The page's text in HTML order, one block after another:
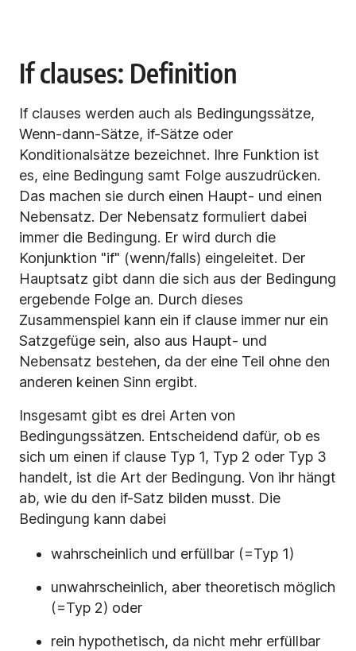
If clauses: Definition
If clauses werden auch als Bedingungssätze,
Wenn-dann-Sätze, if-Sätze oder
Konditionalsätze bezeichnet. Ihre Funktion ist
es, eine Bedingung samt Folge auszudrücken.
Das machen sie durch einen Haupt- und einen
Nebensatz. Der Nebensatz formuliert dabei
immer die Bedingung. Er wird durch die
Konjunktion "if" (wenn/falls) eingeleitet. Der
Hauptsatz gibt dann die sich aus der Bedingung
ergebende Folge an. Durch dieses
Zusammenspiel kann ein if clause immer nur ein
Satzgefüge sein, also aus Haupt- und
Nebensatz bestehen, da der eine Teil ohne den
anderen keinen Sinn ergibt.
Insgesamt gibt es drei Arten von
Bedingungssätzen. Entscheidend dafür, ob es
sich um einen if clause Typ 1, Typ 2 oder Typ 3
handelt, ist die Art der Bedingung. Von ihr hängt
ab, wie du den if-Satz bilden musst. Die
Bedingung kann dabei
wahrscheinlich und erfüllbar (=Typ 1)
unwahrscheinlich, aber theoretisch möglich
(=Typ 2) oder
rein hypothetisch, da nicht mehr erfüllbar